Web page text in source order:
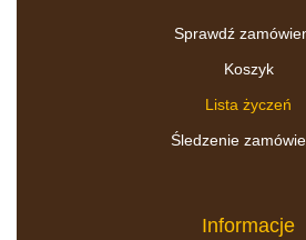
Sprawdź
Koszyk
Lista życzeń
Śledzenie
Informacje